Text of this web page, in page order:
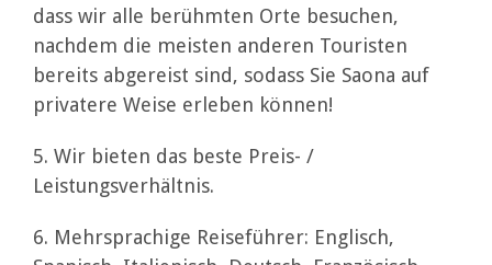
dass wir alle berühmten Orte besuchen,
nachdem die meisten anderen Touristen
bereits abgereist sind, sodass Sie Saona auf
privatere Weise erleben können!
5. Wir bieten das beste Preis- /
Leistungsverhältnis.
6. Mehrsprachige Reiseführer: Englisch,